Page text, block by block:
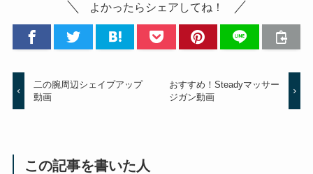
よかったらシェアしてね！
二の腕周辺シェイプアップ
動画
おすすめ！Steadyマッサー
ジガン動画
この記事を書いた人